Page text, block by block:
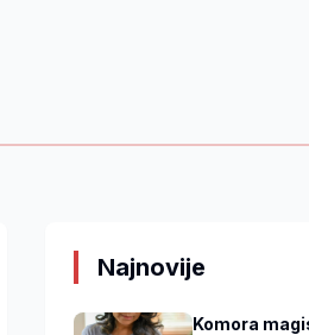
Najnovije
Komora